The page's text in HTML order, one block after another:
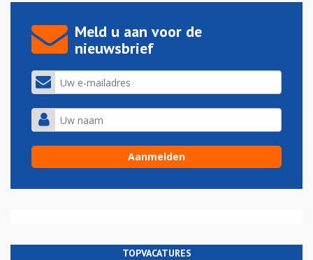
Meld u aan voor de
nieuwsbrief
TOPVACATURES